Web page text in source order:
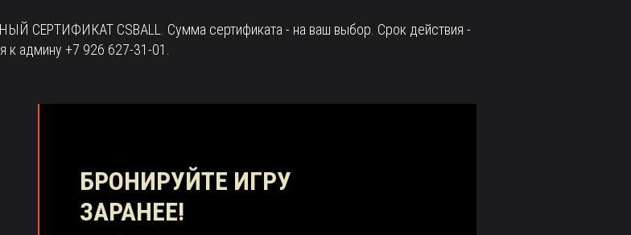
СЕРТИФИКАТ CSBALL. Сумма сертификата - на ваш выбор. Срок действия -
админу +7 926 627-31-01.
БРОНИРУЙТЕ ИГРУ
ЗАРАНЕЕ!